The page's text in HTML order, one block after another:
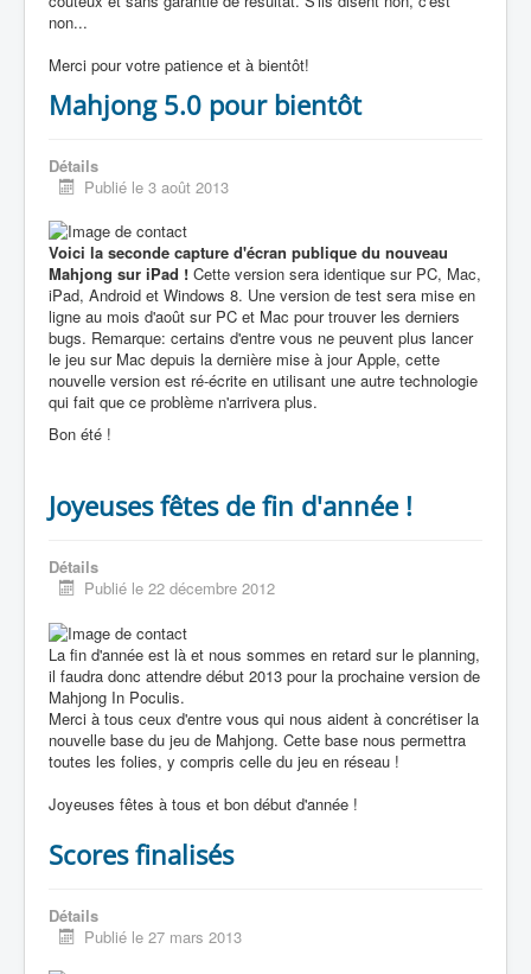
non...
Merci pour votre patience et à bientôt!
Mahjong 5.0 pour bientôt
Détails
Publié le 3 août 2013
Voici la seconde capture d'écran publique du nouveau
Mahjong sur iPad ! Cette version sera identique sur PC, Mac,
iPad, Android et Windows 8. Une version de test sera mise en
ligne au mois d'août sur PC et Mac pour trouver les derniers
bugs. Remarque: certains d'entre vous ne peuvent plus lancer
le jeu sur Mac depuis la dernière mise à jour Apple, cette
nouvelle version est ré-écrite en utilisant une autre technologie
qui fait que ce problème n'arrivera plus.
Bon été !
Joyeuses fêtes de fin d'année !
Détails
Publié le 22 décembre 2012
La fin d'année est là et nous sommes en retard sur le planning,
il faudra donc attendre début 2013 pour la prochaine version de
Mahjong In Poculis.
Merci à tous ceux d'entre vous qui nous aident à concrétiser la
nouvelle base du jeu de Mahjong. Cette base nous permettra
toutes les folies, y compris celle du jeu en réseau !
Joyeuses fêtes à tous et bon début d'année !
Scores finalisés
Détails
Publié le 27 mars 2013